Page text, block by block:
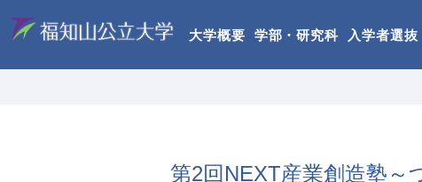
大学概要 学部・研究科 入学者選抜
第2回NEXT産業創造塾～